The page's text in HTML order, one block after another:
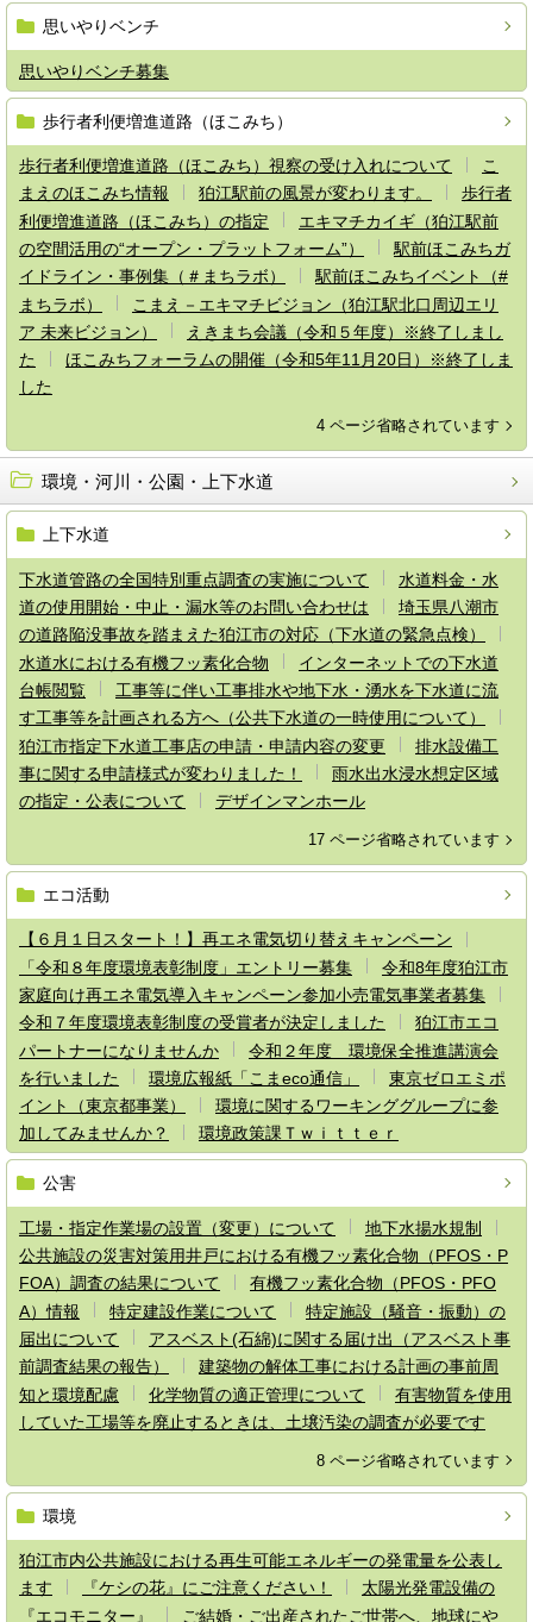
思いやりベンチ
思いやりベンチ募集
歩行者利便増進道路（ほこみち）
歩行者利便増進道路（ほこみち）視察の受け入れについて
こ
まえのほこみち情報
狛江駅前の風景が変わります。
歩行者
利便増進道路（ほこみち）の指定
エキマチカイギ（狛江駅前
の空間活用の“オープン・プラットフォーム”）
駅前ほこみちガ
イドライン・事例集（＃まちラボ）
駅前ほこみちイベント（#
まちラボ）
こまえ－エキマチビジョン（狛江駅北口周辺エリ
ア 未来ビジョン）
えきまち会議（令和５年度）※終了しまし
た
ほこみちフォーラムの開催（令和5年11月20日）※終了しま
した
4 ページ省略されています
環境・河川・公園・上下水道
上下水道
下水道管路の全国特別重点調査の実施について
水道料金・水
道の使用開始・中止・漏水等のお問い合わせは
埼玉県八潮市
の道路陥没事故を踏まえた狛江市の対応（下水道の緊急点検）
水道水における有機フッ素化合物
インターネットでの下水道
台帳閲覧
工事等に伴い工事排水や地下水・湧水を下水道に流
す工事等を計画される方へ（公共下水道の一時使用について）
狛江市指定下水道工事店の申請・申請内容の変更
排水設備工
事に関する申請様式が変わりました！
雨水出水浸水想定区域
の指定・公表について
デザインマンホール
17 ページ省略されています
エコ活動
【６月１日スタート！】再エネ電気切り替えキャンペーン
「令和８年度環境表彰制度」エントリー募集
令和8年度狛江市
家庭向け再エネ電気導入キャンペーン参加小売電気事業者募集
令和７年度環境表彰制度の受賞者が決定しました
狛江市エコ
パートナーになりませんか
令和２年度 環境保全推進講演会
を行いました
環境広報紙「こまeco通信」
東京ゼロエミポ
イント（東京都事業）
環境に関するワーキンググループに参
加してみませんか？
環境政策課Ｔｗｉｔｔｅｒ
公害
工場・指定作業場の設置（変更）について
地下水揚水規制
公共施設の災害対策用井戸における有機フッ素化合物（PFOS・P
FOA）調査の結果について
有機フッ素化合物（PFOS・PFO
A）情報
特定建設作業について
特定施設（騒音・振動）の
届出について
アスベスト(石綿)に関する届け出（アスベスト事
前調査結果の報告）
建築物の解体工事における計画の事前周
知と環境配慮
化学物質の適正管理について
有害物質を使用
していた工場等を廃止するときは、土壌汚染の調査が必要です
8 ページ省略されています
環境
狛江市内公共施設における再生可能エネルギーの発電量を公表し
ます
『ケシの花』にご注意ください！
太陽光発電設備の
『エコモニター』
ご結婚・ご出産されたご世帯へ、地球にや